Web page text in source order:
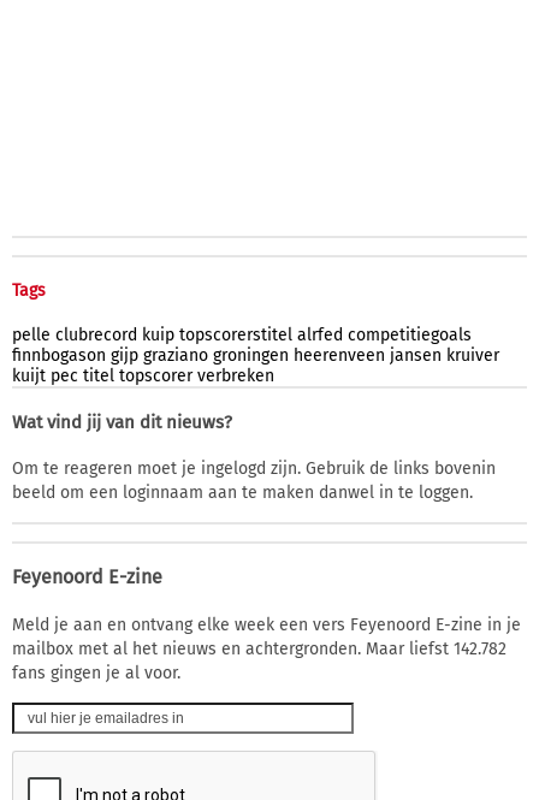
Tags
pelle clubrecord kuip topscorerstitel alrfed competitiegoals
finnbogason gijp graziano groningen heerenveen jansen kruiver
kuijt pec titel topscorer verbreken
Wat vind jij van dit nieuws?
Om te reageren moet je ingelogd zijn. Gebruik de links bovenin
beeld om een loginnaam aan te maken danwel in te loggen.
Feyenoord E-zine
Meld je aan en ontvang elke week een vers Feyenoord E-zine in je
mailbox met al het nieuws en achtergronden. Maar liefst 142.782
fans gingen je al voor.